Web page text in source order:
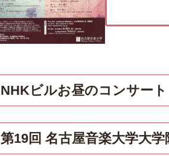
NHKビルお昼のコンサート
第19回 名古屋音楽大学大